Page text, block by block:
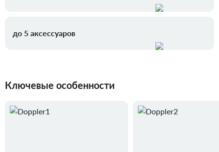
до 5 аксессуаров
Ключевые особенности